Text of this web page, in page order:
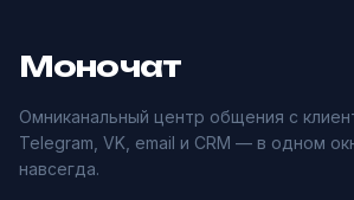
Моночат
Омниканальный центр общения с
Telegram, VK, email и CRM — в одном
навсегда.